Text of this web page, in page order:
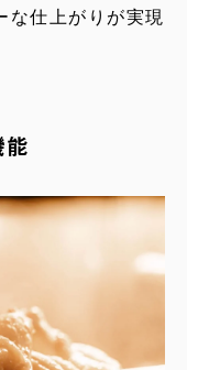
な仕上がりが実現
能